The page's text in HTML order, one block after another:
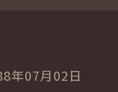
年07月02日